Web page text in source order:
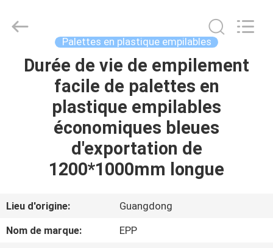
ACCUEIL
PRODUITS
PROPOS
NOUS
Palettes en plastique empilables
Durée de vie de empilement
facile de palettes en
plastique empilables
économiques bleues
d'exportation de
1200*1000mm longue
Lieu d'origine:
Guangdong
Nom de marque:
EPP